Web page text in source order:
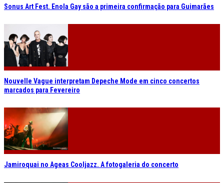
Sonus Art Fest. Enola Gay são a primeira confirmação para Guimarães
Nouvelle Vague interpretam Depeche Mode em cinco concertos
marcados para Fevereiro
Jamiroquai no Ageas Cooljazz. A fotogaleria do concerto